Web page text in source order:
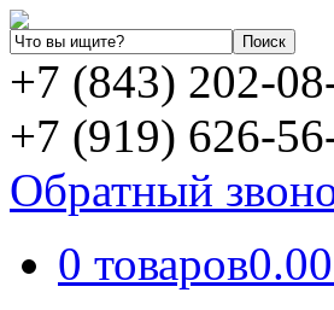
+7 (843) 202-
+7 (919) 626-
Обратный
0 товаров